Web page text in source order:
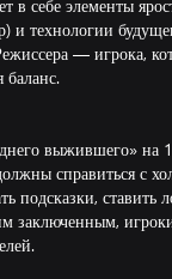
в себе элементы
технологии
— игрока,
баланс.
выжившего» на
справиться с
подсказки, ставить
игроки